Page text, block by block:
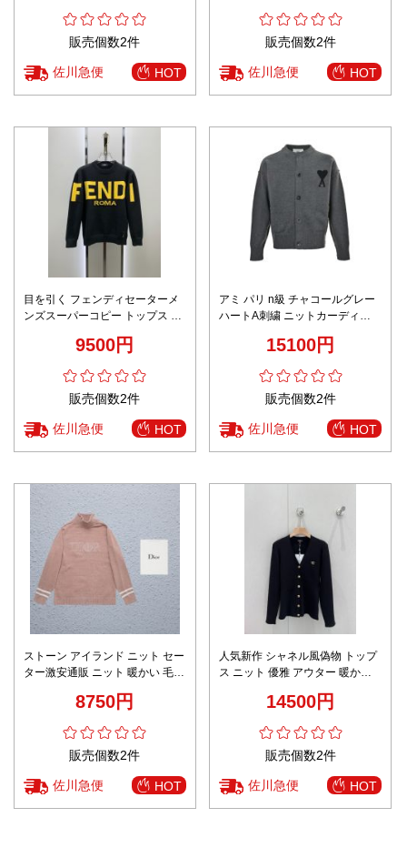
販売個数2件
佐川急便 HOT
販売個数2件
佐川急便 HOT
目を引く フェンディセーターメ
ンズスーパーコピー トップス ニ
9500円
販売個数2件
佐川急便 HOT
アミ パリ n級 チャコールグレー
ハートA刺繍 ニットカーディガ
快適な着心地 高再現度 丁寧な縫
15100円
販売個数2件
佐川急便 HOT
ストーン アイランド ニット セー
ター激安通販 ニット 暖かい 毛玉
8750円
販売個数2件
佐川急便 HOT
人気新作 シャネル風偽物 トップ
ス ニット 優雅 アウター 暖かい
14500円
販売個数2件
佐川急便 HOT